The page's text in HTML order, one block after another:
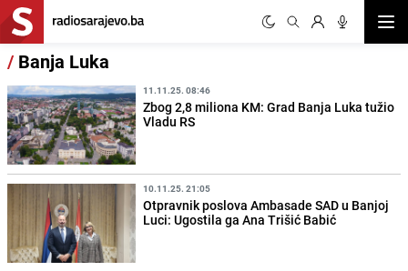
/ Banja Luka
11.11.25. 08:46
Zbog 2,8 miliona KM: Grad Banja Luka tužio
Vladu RS
10.11.25. 21:05
Otpravnik poslova Ambasade SAD u Banjoj
Luci: Ugostila ga Ana Trišić Babić